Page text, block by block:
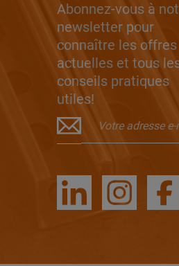
Abonnez-vous à
newsletter pour
connaître les offres
actuelles et tous
conseils pratiques
utiles!